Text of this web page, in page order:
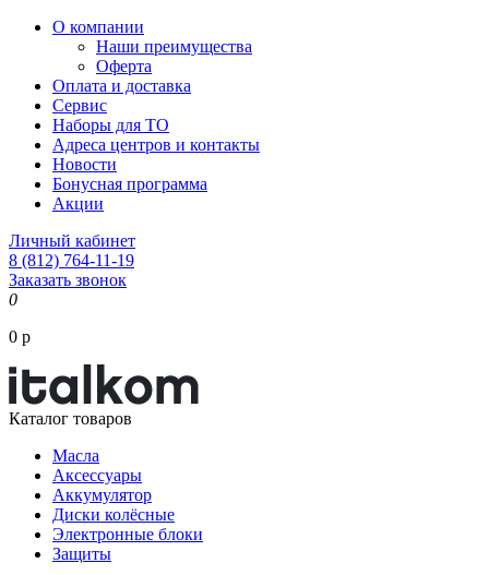
О компании
Наши преимущества
Оферта
Оплата и доставка
Сервис
Наборы для ТО
Адреса центров и контакты
Новости
Бонусная программа
Акции
Личный кабинет
8 (812) 764-11-19
Заказать звонок
0
0 р
Каталог товаров
Масла
Аксессуары
Аккумулятор
Диски колёсные
Электронные блоки
Защиты